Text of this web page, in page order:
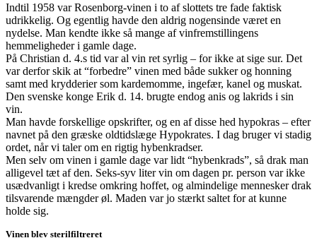
Indtil 1958 var Rosenborg-vinen i to af slottets tre fade faktisk
udrikkelig. Og egentlig havde den aldrig nogensinde været en
nydelse. Man kendte ikke så mange af vinfremstillingens
hemmeligheder i gamle dage.
På Christian d. 4.s tid var al vin ret syrlig – for ikke at sige sur. Det
var derfor skik at “forbedre” vinen med både sukker og honning
samt med krydderier som kardemomme, ingefær, kanel og muskat.
Den svenske konge Erik d. 14. brugte endog anis og lakrids i sin
vin.
Man havde forskellige opskrifter, og en af disse hed hypokras – efter
navnet på den græske oldtidslæge Hypokrates. I dag bruger vi stadig
ordet, når vi taler om en rigtig hybenkradser.
Men selv om vinen i gamle dage var lidt “hybenkrads”, så drak man
alligevel tæt af den. Seks-syv liter vin om dagen pr. person var ikke
usædvanligt i kredse omkring hoffet, og almindelige mennesker drak
tilsvarende mængder øl. Maden var jo stærkt saltet for at kunne
holde sig.
Vinen blev sterilfiltreret